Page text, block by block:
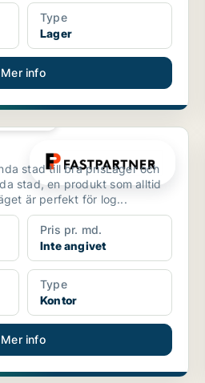
Type
Lager
Mer info
stad till bra prisLager och
stad, en produkt som alltid
är perfekt för log...
Pris pr. md.
Inte angivet
Type
Kontor
Mer info